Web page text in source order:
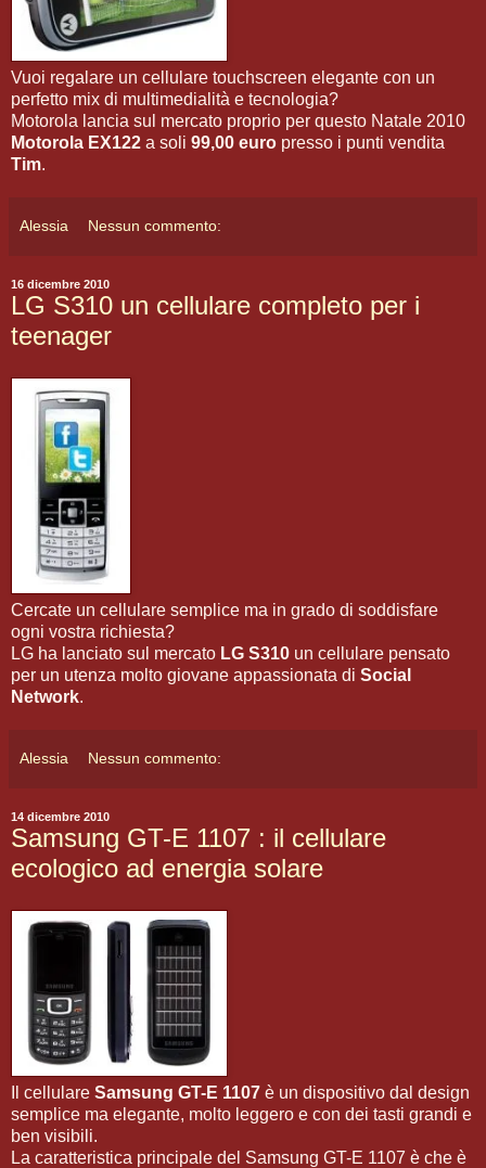
Vuoi regalare un cellulare touchscreen elegante con un
perfetto mix di multimedialità e tecnologia?
Motorola lancia sul mercato proprio per questo Natale 2010
Motorola EX122 a soli 99,00 euro presso i punti vendita
Tim.
Alessia Nessun commento:
16 dicembre 2010
LG S310 un cellulare completo per i
teenager
Cercate un cellulare semplice ma in grado di soddisfare
ogni vostra richiesta?
LG ha lanciato sul mercato LG S310 un cellulare pensato
per un utenza molto giovane appassionata di Social
Network.
Alessia Nessun commento:
14 dicembre 2010
Samsung GT-E 1107 : il cellulare
ecologico ad energia solare
Il cellulare Samsung GT-E 1107 è un dispositivo dal design
semplice ma elegante, molto leggero e con dei tasti grandi e
ben visibili.
La caratteristica principale del Samsung GT-E 1107 è che è